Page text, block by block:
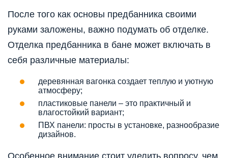
После того как основы предбанника своими
руками заложены, важно подумать об отделке.
Отделка предбанника в бане может включать в
себя различные материалы:
деревянная вагонка создает теплую и уютную
атмосферу;
пластиковые панели – это практичный и
влагостойкий вариант;
ПВХ панели: просты в установке, разнообразие
дизайнов.
Особенное внимание стоит уделить вопросу, чем